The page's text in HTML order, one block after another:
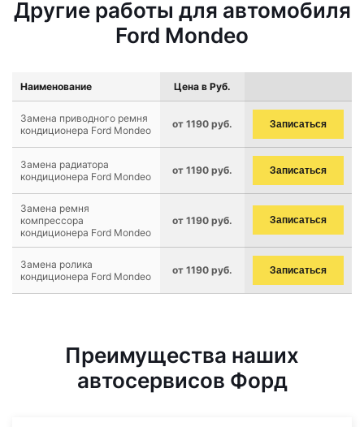
Другие работы для автомобиля
Ford Mondeo
Наименование Цена в Руб.
Замена приводного ремня
кондиционера Ford Mondeo
от 1190 руб. Записаться
Замена радиатора
кондиционера Ford Mondeo
от 1190 руб. Записаться
Замена ремня
компрессора
кондиционера Ford Mondeo
от 1190 руб. Записаться
Замена ролика
кондиционера Ford Mondeo
от 1190 руб. Записаться
Преимущества наших
автосервисов Форд